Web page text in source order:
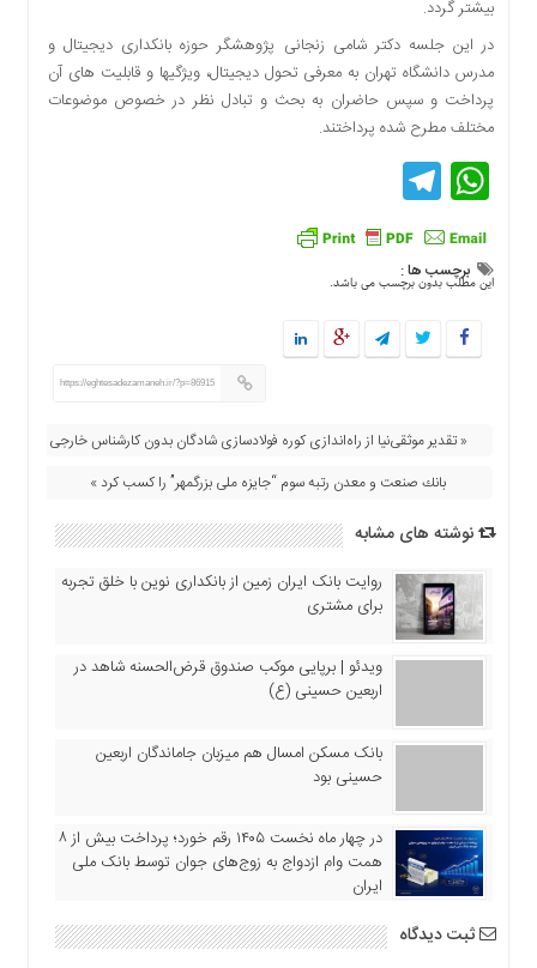
الملل
یادداشت
چند
رسانه
یادداشت
بیشتر گردد.
در این جلسه دکتر شامی زنجانی پژوهشگر حوزه بانکداری دیجیتال و
مدرس دانشگاه تهران به معرفی تحول دیجیتال، ویژگیها و قابلیت های آن
پرداخت و سپس حاضران به بحث و تبادل نظر در خصوص موضوعات
مختلف مطرح شده پرداختند.
WhatsApp
Telegram
برچسب ها :
این مطلب بدون برچسب می باشد.
https://eghtesadezamaneh.ir/?p=86915
« تقدیر موثقی‌نیا از راه‌اندازی کوره فولادسازی شادگان بدون کارشناس خارجی
بانك صنعت و معدن رتبه سوم “جایزه ملی بزرگمهر” را كسب كرد »
نوشته های مشابه
روایت بانک ایران زمین از بانکداری نوین با خلق تجربه
برای مشتری
ویدئو | برپایی موکب صندوق قرض‌الحسنه شاهد در
اربعین حسینی (ع)
بانک مسکن امسال هم میزبان جاماندگان اربعین
حسینی بود
در چهار ماه نخست ۱۴۰۵ رقم خورد؛ پرداخت بیش از ۸
همت وام ازدواج به زوج‌های جوان توسط بانک ملی
ایران
ثبت دیدگاه